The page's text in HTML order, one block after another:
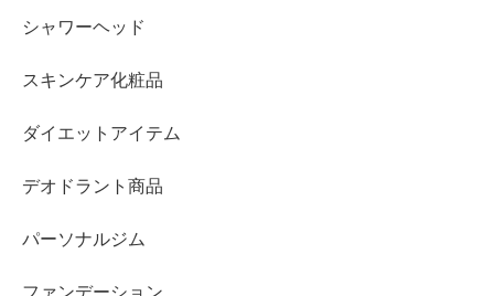
シャワーヘッド
スキンケア化粧品
ダイエットアイテム
デオドラント商品
パーソナルジム
ファンデーション